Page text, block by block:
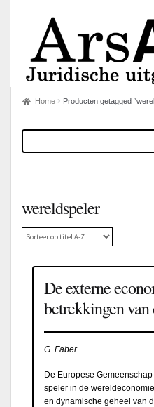
Home Producten getagged
wereldspeler
De externe
betrekkingen van
G. Faber
De Europese
speler in de
en dynamische geheel van